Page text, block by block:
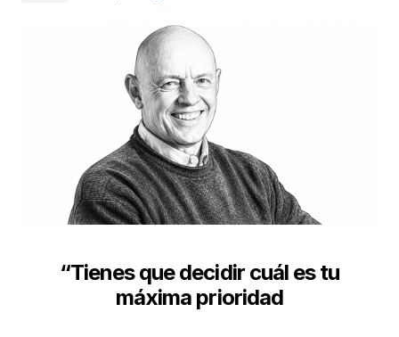
“Tienes que decidir cuál es tu
máxima prioridad